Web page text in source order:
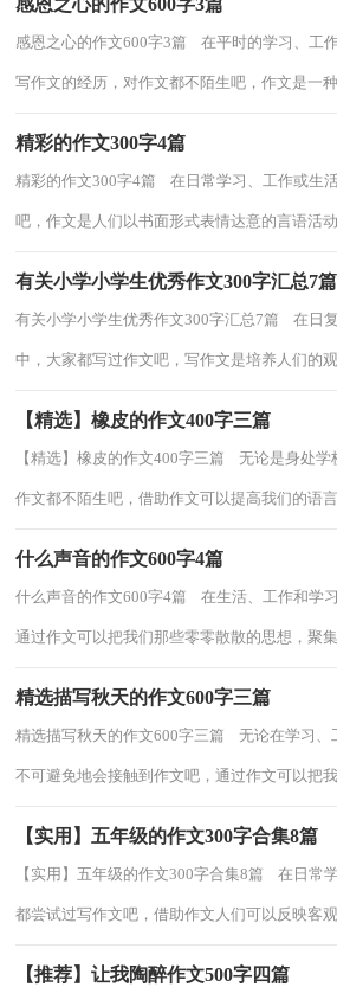
感恩之心的作文600字3篇
感恩之心的作文600字3篇 在平时的学习、工
写作文的经历，对作文都不陌生吧，作文是一
精彩的作文300字4篇
精彩的作文300字4篇 在日常学习、工作或生
吧，作文是人们以书面形式表情达意的言语活
有关小学小学生优秀作文300字汇总7篇
有关小学小学生优秀作文300字汇总7篇 在日
中，大家都写过作文吧，写作文是培养人们的
【精选】橡皮的作文400字三篇
【精选】橡皮的作文400字三篇 无论是身处
作文都不陌生吧，借助作文可以提高我们的语
什么声音的作文600字4篇
什么声音的作文600字4篇 在生活、工作和学
通过作文可以把我们那些零零散散的思想，聚
精选描写秋天的作文600字三篇
精选描写秋天的作文600字三篇 无论在学习、
不可避免地会接触到作文吧，通过作文可以把
【实用】五年级的作文300字合集8篇
【实用】五年级的作文300字合集8篇 在日常
都尝试过写作文吧，借助作文人们可以反映客
【推荐】让我陶醉作文500字四篇